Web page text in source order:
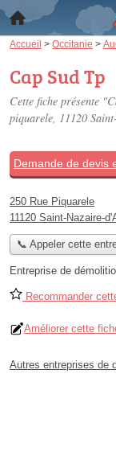
Accueil > Occitanie >
Cap Sud Tp
Cette fiche présente
piquarele, 11120
Demande de devis
250 Rue Piquarele
11120 Saint-Nazaire-
📞 Appeler cette
Entreprise de
Recommander
Améliorer cette
Autres entreprises de